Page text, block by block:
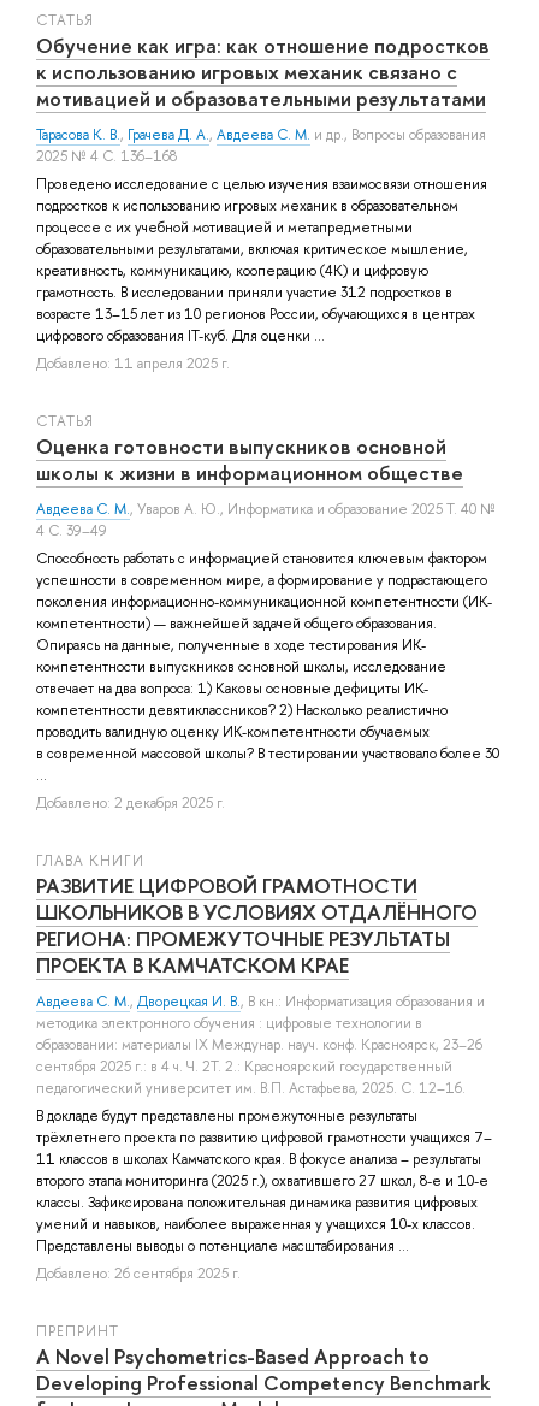
СТАТЬЯ
Обучение как игра: как отношение подростков
к использованию игровых механик связано с
мотивацией и образовательными результатами
Тарасова К. В., Грачева Д. А., Авдеева С. М. и др., Вопросы образования
2025 № 4 С. 136–168
Проведено исследование с целью изучения взаимосвязи отношения
подростков к использованию игровых механик в образовательном
процессе с их учебной мотивацией и метапредметными
образовательными результатами, включая критическое мышление,
креативность, коммуникацию, кооперацию (4К) и цифровую
грамотность. В исследовании приняли участие 312 подростков в
возрасте 13–15 лет из 10 регионов России, обучающихся в центрах
цифрового образования IT-куб. Для оценки ...
Добавлено: 11 апреля 2025 г.
СТАТЬЯ
Оценка готовности выпускников основной
школы к жизни в информационном обществе
Авдеева С. М., Уваров А. Ю., Информатика и образование 2025 Т. 40 №
4 С. 39–49
Способность работать с информацией становится ключевым фактором
успешности в современном мире, а формирование у подрастающего
поколения информационно-коммуникационной компетентности (ИК-
компетентности) — важнейшей задачей общего образования.
Опираясь на данные, полученные в ходе тестирования ИК-
компетентности выпускников основной школы, исследование
отвечает на два вопроса: 1) Каковы основные дефициты ИК-
компетентности девятиклассников? 2) Насколько реалистично
проводить валидную оценку ИК-компетентности обучаемых
в современной массовой школы? В тестировании участвовало более 30
...
Добавлено: 2 декабря 2025 г.
ГЛАВА КНИГИ
РАЗВИТИЕ ЦИФРОВОЙ ГРАМОТНОСТИ
ШКОЛЬНИКОВ В УСЛОВИЯХ ОТДАЛЁННОГО
РЕГИОНА: ПРОМЕЖУТОЧНЫЕ РЕЗУЛЬТАТЫ
ПРОЕКТА В КАМЧАТСКОМ КРАЕ
Авдеева С. М., Дворецкая И. В., В кн.: Информатизация образования и
методика электронного обучения : цифровые технологии в
образовании: материалы IX Междунар. науч. конф. Красноярск, 23–26
сентября 2025 г.: в 4 ч. Ч. 2Т. 2.: Красноярский государственный
педагогический университет им. В.П. Астафьева, 2025. С. 12–16.
В докладе будут представлены промежуточные результаты
трёхлетнего проекта по развитию цифровой грамотности учащихся 7–
11 классов в школах Камчатского края. В фокусе анализа – результаты
второго этапа мониторинга (2025 г.), охватившего 27 школ, 8-е и 10-е
классы. Зафиксирована положительная динамика развития цифровых
умений и навыков, наиболее выраженная у учащихся 10-х классов.
Представлены выводы о потенциале масштабирования ...
Добавлено: 26 сентября 2025 г.
ПРЕПРИНТ
A Novel Psychometrics-Based Approach to
Developing Professional Competency Benchmark